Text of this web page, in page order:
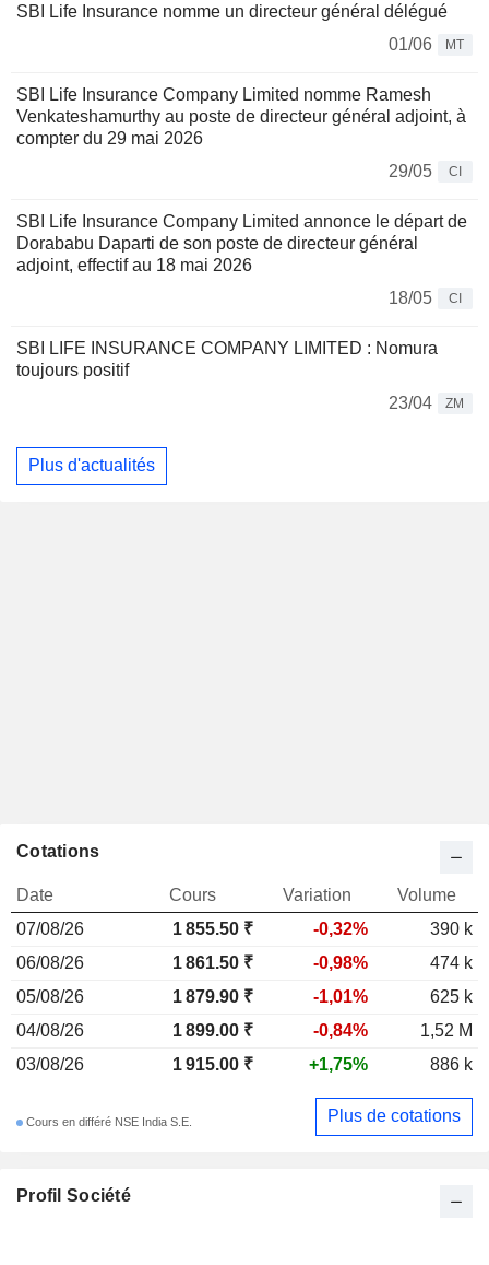
SBI Life Insurance nomme un directeur général délégué
01/06
MT
SBI Life Insurance Company Limited nomme Ramesh
Venkateshamurthy au poste de directeur général adjoint, à
compter du 29 mai 2026
29/05
CI
SBI Life Insurance Company Limited annonce le départ de
Dorababu Daparti de son poste de directeur général
adjoint, effectif au 18 mai 2026
18/05
CI
SBI LIFE INSURANCE COMPANY LIMITED : Nomura
toujours positif
23/04
ZM
Plus d'actualités
Profil Société
Cotations
Date Cours Variation
Volume
07/08/26
1 855.50 ₹ -0,32%
390 k
06/08/26
1 861.50 ₹ -0,98%
474 k
05/08/26
1 879.90 ₹ -1,01%
625 k
04/08/26
1 899.00 ₹ -0,84%
1,52 M
03/08/26
1 915.00 ₹ +1,75% 886 k
Cours en différé NSE India S.E. Plus de cotations